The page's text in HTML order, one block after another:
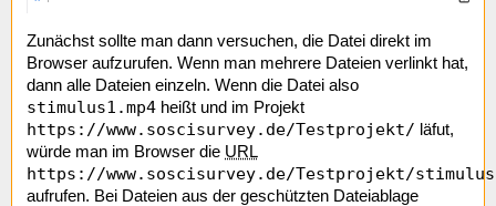
Zunächst sollte man dann versuchen, die Datei direkt im
Browser aufzurufen. Wenn man mehrere Dateien verlinkt hat,
dann alle Dateien einzeln. Wenn die Datei also
stimulus1.mp4 heißt und im Projekt
https://www.soscisurvey.de/Testprojekt/ läfut,
würde man im Browser die URL
https://www.soscisurvey.de/Testprojekt/
aufrufen. Bei Dateien aus der geschützten Dateiablage